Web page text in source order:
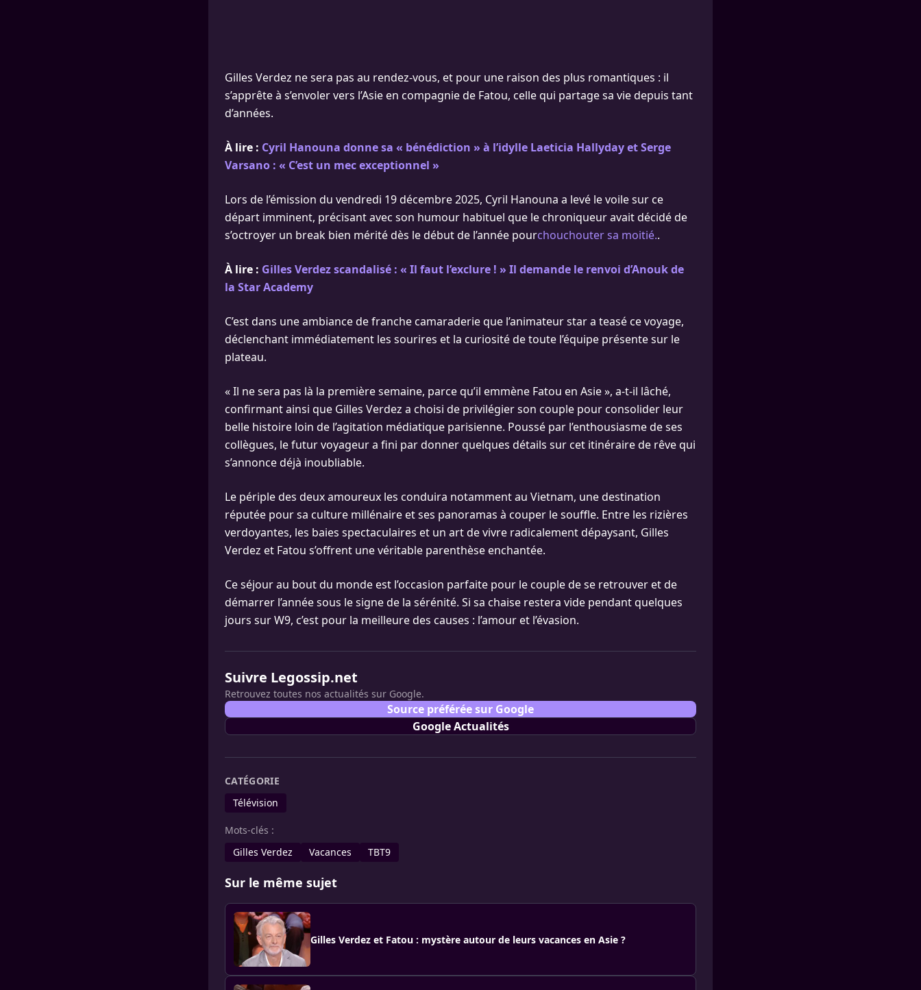
Gilles Verdez ne sera pas au rendez-vous, et pour une raison des plus romantiques : il
s’apprête à s’envoler vers l’Asie en compagnie de Fatou, celle qui partage sa vie depuis tant
d’années.
À lire : Cyril Hanouna donne sa « bénédiction » à l’idylle Laeticia Hallyday et Serge
Varsano : « C’est un mec exceptionnel »
Lors de l’émission du vendredi 19 décembre 2025, Cyril Hanouna a levé le voile sur ce
départ imminent, précisant avec son humour habituel que le chroniqueur avait décidé de
s’octroyer un break bien mérité dès le début de l’année pourchouchouter sa moitié..
À lire : Gilles Verdez scandalisé : « Il faut l’exclure ! » Il demande le renvoi d’Anouk de
la Star Academy
C’est dans une ambiance de franche camaraderie que l’animateur star a teasé ce voyage,
déclenchant immédiatement les sourires et la curiosité de toute l’équipe présente sur le
plateau.
« Il ne sera pas là la première semaine, parce qu’il emmène Fatou en Asie », a-t-il lâché,
confirmant ainsi que Gilles Verdez a choisi de privilégier son couple pour consolider leur
belle histoire loin de l’agitation médiatique parisienne. Poussé par l’enthousiasme de ses
collègues, le futur voyageur a fini par donner quelques détails sur cet itinéraire de rêve qui
s’annonce déjà inoubliable.
Le périple des deux amoureux les conduira notamment au Vietnam, une destination
réputée pour sa culture millénaire et ses panoramas à couper le souffle. Entre les rizières
verdoyantes, les baies spectaculaires et un art de vivre radicalement dépaysant, Gilles
Verdez et Fatou s’offrent une véritable parenthèse enchantée.
Ce séjour au bout du monde est l’occasion parfaite pour le couple de se retrouver et de
démarrer l’année sous le signe de la sérénité. Si sa chaise restera vide pendant quelques
jours sur W9, c’est pour la meilleure des causes : l’amour et l’évasion.
Suivre Legossip.net
Retrouvez toutes nos actualités sur Google.
Source préférée sur Google
Google Actualités
CATÉGORIE
Télévision
Mots-clés :
Gilles Verdez
Vacances TBT9
Sur le même sujet
Gilles Verdez et Fatou : mystère autour de leurs vacances en Asie ?